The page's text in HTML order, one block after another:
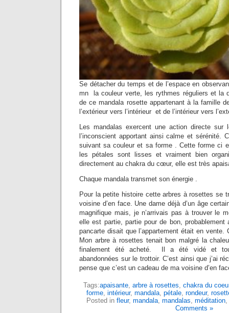
Se détacher du temps et de l’espace en
mn la couleur verte, les rythmes réguliers et la
de ce mandala rosette appartenant à la famille
l’extérieur vers l’intérieur et de l’intérieur vers
Les mandalas exercent une action directe sur
l’inconscient apportant ainsi calme et sérénité.
suivant sa couleur et sa forme . Cette forme ci
les pétales sont lisses et vraiment bien
directement au chakra du cœur, elle est très
Chaque mandala transmet son énergie .
Pour la petite histoire cette arbres à rosettes se
voisine d’en face. Une dame déjà d’un âge
magnifique mais, je n’arrivais pas à trouver le
elle est partie, partie pour de bon, probablement
pancarte disait que l’appartement était en vente.
Mon arbre à rosettes tenait bon malgré la
finalement été acheté. Il a été vidé et
abandonnées sur le trottoir. C’est ainsi que j’ai
pense que c’est un cadeau de ma voisine d’en
Tags:apaisante, arbre à rosettes chakra du
forme intérieur, mandala pétale rondeur,
Posted in fleur, mandala, mandalas méditation,
Comments »